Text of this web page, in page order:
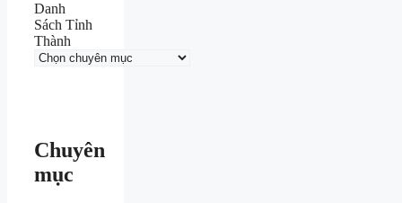
Danh
Sách Tỉnh
Thành
Chuyên
mục